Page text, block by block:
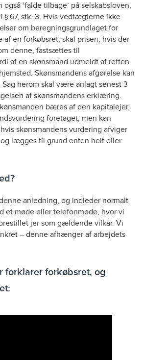
‘falde tilbage’ på selskabsloven,
§ 67, stk. 3: Hvis vedtægterne ikke
om beregningsgrundlaget for
af en forkøbsret, skal prisen, hvis der
denne, fastsættes til
af en skønsmand udmeldt af retten
Skønsmandens afgørelse kan
herom skal være anlagt senest 3
af skønsmandens erklæring.
bæres af den kapitalejer,
foretaget, men kan
skønsmandens vurdering afviger
lægges til grund enten helt eller
anledning, og indleder normalt
et møde eller telefonmøde, hvor vi
jer som gældende vilkår. Vi
– denne afhænger af arbejdets
forklarer forkøbsret, og